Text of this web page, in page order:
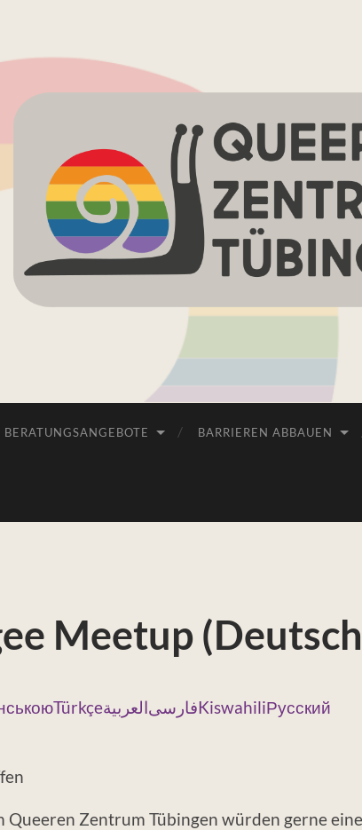
Queeres
BERATUNGSANGEBOTE BARRIEREN ABBAUEN
Meetup
TürkçeالعربيةفارسیKiswahiliРусский
Queeren Zentrum Tübingen würden gerne